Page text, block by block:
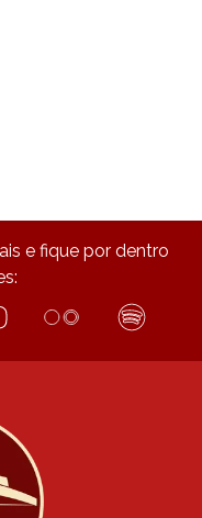
e fique por dentro